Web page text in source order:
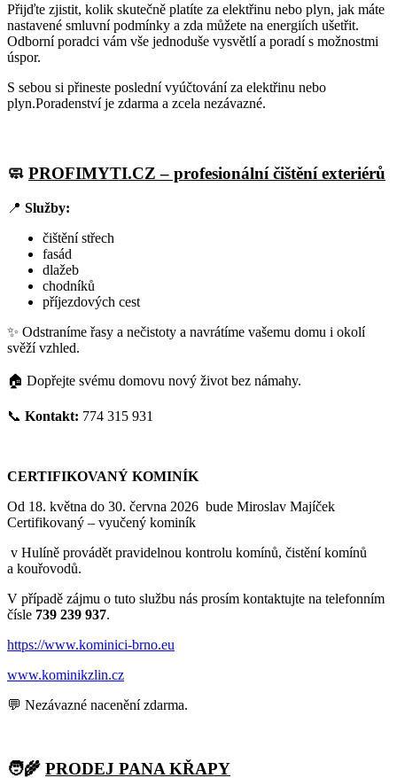
Přijďte zjistit, kolik skutečně platíte za elektřinu nebo plyn, jak máte
nastavené smluvní podmínky a zda můžete na energiích ušetřit.
Odborní poradci vám vše jednoduše vysvětlí a poradí s možnostmi
úspor.
S sebou si přineste poslední vyúčtování za elektřinu nebo
plyn.Poradenství je zdarma a zcela nezávazné.
🧼 PROFIMYTI.CZ – profesionální čištění exteriérů
📍 Služby:
čištění střech
fasád
dlažeb
chodníků
příjezdových cest
✨ Odstraníme řasy a nečistoty a navrátíme vašemu domu i okolí
svěží vzhled.
🏠 Dopřejte svému domovu nový život bez námahy.
📞 Kontakt: 774 315 931
CERTIFIKOVANÝ KOMINÍK
Od 18. května do 30. června 2026 bude Miroslav Majíček
Certifikovaný – vyučený kominík
v Hulíně provádět pravidelnou kontrolu komínů, čistění komínů
a kouřovodů.
V případě zájmu o tuto službu nás prosím kontaktujte na telefonním
čísle 739 239 937.
https://www.kominici-brno.eu
www.kominikzlin.cz
💬 Nezávazné nacenění zdarma.
🧑‍🌾 PRODEJ PANA KŘAPY